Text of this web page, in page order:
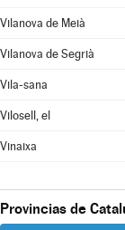
Vilanova de Meià
Vilanova de Segrià
Vila-sana
Vilosell, el
Vinaixa
Provincias de